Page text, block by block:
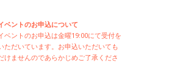
ベントのお申込について
ベントのお申込は金曜19:00にて受付を
ただいています。お申込いただいても
けませんのであらかじめご了承くださ